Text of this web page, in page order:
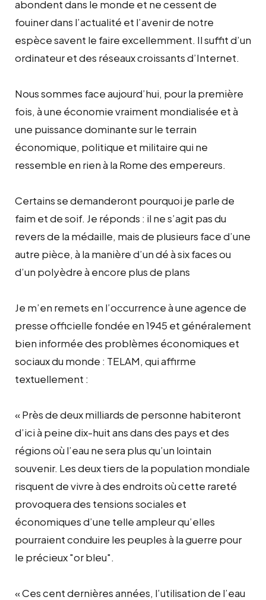
abondent dans le monde et ne cessent de
fouiner dans l’actualité et l’avenir de notre
espèce savent le faire excellemment. Il suffit d’un
ordinateur et des réseaux croissants d’Internet.
Nous sommes face aujourd’hui, pour la première
fois, à une économie vraiment mondialisée et à
une puissance dominante sur le terrain
économique, politique et militaire qui ne
ressemble en rien à la Rome des empereurs.
Certains se demanderont pourquoi je parle de
faim et de soif. Je réponds : il ne s’agit pas du
revers de la médaille, mais de plusieurs face d’une
autre pièce, à la manière d’un dé à six faces ou
d’un polyèdre à encore plus de plans
Je m’en remets en l’occurrence à une agence de
presse officielle fondée en 1945 et généralement
bien informée des problèmes économiques et
sociaux du monde : TELAM, qui affirme
textuellement :
« Près de deux milliards de personne habiteront
d’ici à peine dix-huit ans dans des pays et des
régions où l’eau ne sera plus qu’un lointain
souvenir. Les deux tiers de la population mondiale
risquent de vivre à des endroits où cette rareté
provoquera des tensions sociales et
économiques d’une telle ampleur qu’elles
pourraient conduire les peuples à la guerre pour
le précieux "or bleu".
« Ces cent dernières années, l’utilisation de l’eau